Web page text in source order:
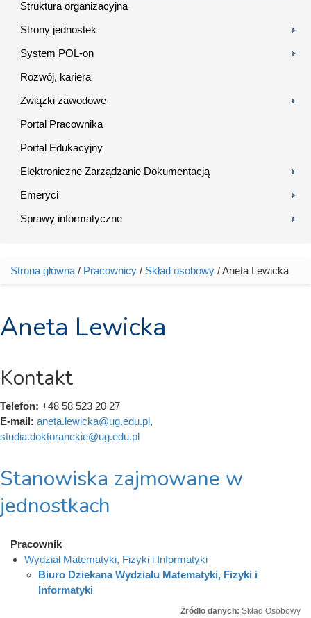
Struktura organizacyjna
Strony jednostek
System POL-on
Rozwój, kariera
Związki zawodowe
Portal Pracownika
Portal Edukacyjny
Elektroniczne Zarządzanie Dokumentacją
Emeryci
Sprawy informatyczne
Jesteś tutaj
Strona główna / Pracownicy / Skład osobowy / Aneta Lewicka
Aneta Lewicka
Kontakt
Telefon: +48 58 523 20 27
E-mail: aneta.lewicka@ug.edu.pl,
studia.doktoranckie@ug.edu.pl
Stanowiska zajmowane w
jednostkach
Pracownik
Wydział Matematyki, Fizyki i Informatyki
Biuro Dziekana Wydziału Matematyki, Fizyki i
Informatyki
Źródło danych: Skład Osobowy